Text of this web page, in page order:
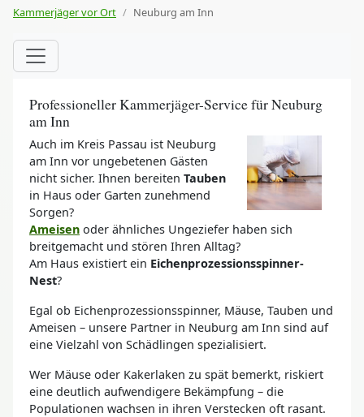
Kammerjäger vor Ort Neuburg am Inn
Professioneller Kammerjäger-Service für Neuburg
am Inn
Auch im Kreis Passau ist Neuburg
am Inn vor ungebetenen Gästen
nicht sicher. Ihnen bereiten Tauben
in Haus oder Garten zunehmend
Sorgen?
Ameisen oder ähnliches Ungeziefer haben sich
breitgemacht und stören Ihren Alltag?
Am Haus existiert ein Eichenprozessionsspinner-
Nest?
Egal ob Eichenprozessionsspinner, Mäuse, Tauben und
Ameisen – unsere Partner in Neuburg am Inn sind auf
eine Vielzahl von Schädlingen spezialisiert.
Wer Mäuse oder Kakerlaken zu spät bemerkt, riskiert
eine deutlich aufwendigere Bekämpfung – die
Populationen wachsen in ihren Verstecken oft rasant.